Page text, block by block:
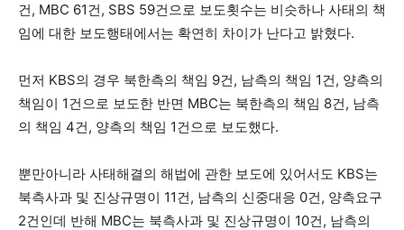
건, MBC 61건, SBS 59건으로 보도횟수는 비슷하나 사태의 책
임에 대한 보도행태에서는 확연히 차이가 난다고 밝혔다.
먼저 KBS의 경우 북한측의 책임 9건, 남측의 책임 1건, 양측의
책임이 1건으로 보도한 반면 MBC는 북한측의 책임 8건, 남측
의 책임 4건, 양측의 책임 1건으로 보도했다.
뿐만아니라 사태해결의 해법에 관한 보도에 있어서도 KBS는
북측사과 및 진상규명이 11건, 남측의 신중대응 0건, 양측요구
2건인데 반해 MBC는 북측사과 및 진상규명이 10건, 남측의